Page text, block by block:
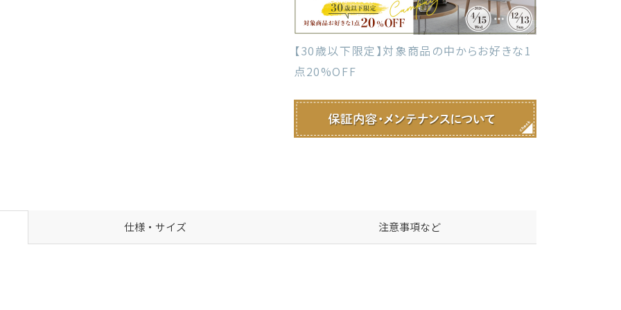
【30歳以下限定】対象商品の中からお好きな1
点20%OFF
仕様・サイズ 注意事項など